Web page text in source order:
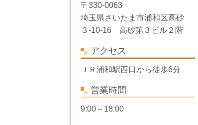
〒330-0063
埼玉県さいたま市浦和区高砂
３-10-16 高砂第３ビル２階
アクセス
ＪＲ浦和駅西口から徒歩6分
営業時間
9:00～18:00